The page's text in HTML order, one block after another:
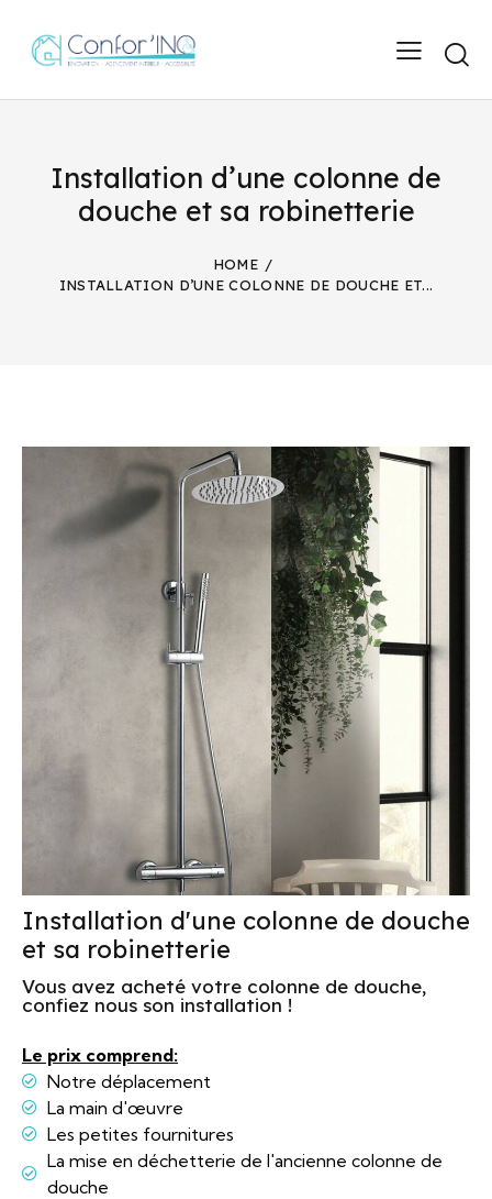
Installation d’une colonne de
douche et sa robinetterie
HOME
INSTALLATION D’UNE COLONNE DE DOUCHE ET...
Installation d'une colonne de douche
et sa robinetterie
Vous avez acheté votre colonne de douche,
confiez nous son installation !
Le prix comprend:
Notre déplacement
La main d'œuvre
Les petites fournitures
La mise en déchetterie de l'ancienne colonne de
douche